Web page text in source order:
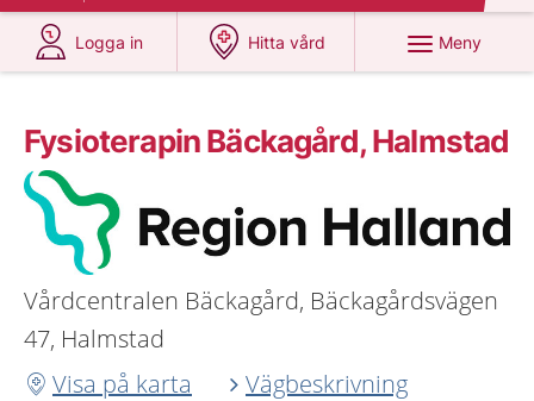
Logga in
på 1177.se
Hitta vård
på 1177.se
Meny
Fysioterapin Bäckagård, Halmstad
Vårdcentralen Bäckagård, Bäckagårdsvägen
47, Halmstad
Visa på karta
Vägbeskrivning